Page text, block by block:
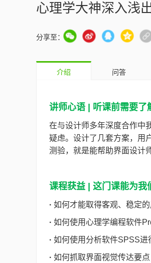
心理学大神深入浅
分享至：
介绍 问答
讲师心语 | 听课前需要了
在与设计师多年深度合作中
疑虑。设计了几套方案，用
测验，就是能帮助界面设计
课程获益 | 这门课能为我
· 如何才能取得客观、稳定
· 如何使用心理学编程软件
· 如何使用分析软件SPSS进
· 如何抓取界面视觉传达要